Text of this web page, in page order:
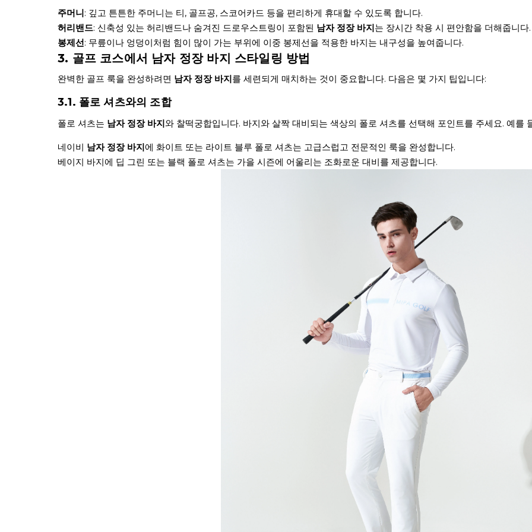
주머니: 깊고 튼튼한 주머니는 티, 골프공, 스코어카드 등을 편리하게 휴대할 수 있도록 합니다.
허리밴드: 신축성 있는 허리밴드나 숨겨진 드로우스트링이 포함된 남자 정장 바지는 장시간 착용 시 편안함을 더해줍니다.
봉제선: 무릎이나 엉덩이처럼 힘이 많이 가는 부위에 이중 봉제선을 적용한 바지는 내구성을 높여줍니다.
3. 골프 코스에서 남자 정장 바지 스타일링 방법
완벽한 골프 룩을 완성하려면 남자 정장 바지를 세련되게 매치하는 것이 중요합니다. 다음은 몇 가지 팁입니다:
3.1. 폴로 셔츠와의 조합
폴로 셔츠는 남자 정장 바지와 찰떡궁합입니다. 바지와 살짝 대비되는 색상의 폴로 셔츠를 선택해 포인트를 주세요. 예를
네이비 남자 정장 바지에 화이트 또는 라이트 블루 폴로 셔츠는 고급스럽고 전문적인 룩을 완성합니다.
베이지 바지에 딥 그린 또는 블랙 폴로 셔츠는 가을 시즌에 어울리는 조화로운 대비를 제공합니다.